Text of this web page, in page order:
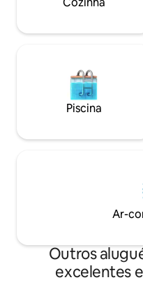
principais atrações de
10 minutos a pé.
Piscina
Ar-
Outros
excelentes